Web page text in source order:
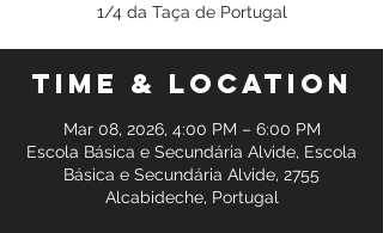
1/4 da Taça de Portugal
Time & Location
Mar 08, 2026, 4:00 PM – 6:00 PM
Escola Básica e Secundária Alvide, Escola
Básica e Secundária Alvide, 2755
Alcabideche, Portugal